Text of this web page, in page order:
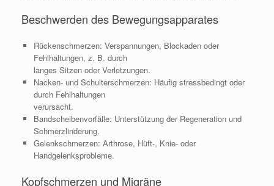
Beschwerden des Bewegungsapparates
Rückenschmerzen: Verspannungen, Blockaden oder
Fehlhaltungen, z. B. durch
langes Sitzen oder Verletzungen.
Nacken- und Schulterschmerzen: Häufig stressbedingt oder
durch Fehlhaltungen
verursacht.
Bandscheibenvorfälle: Unterstützung der Regeneration und
Schmerzlinderung.
Gelenkschmerzen: Arthrose, Hüft-, Knie- oder
Handgelenksprobleme.
Kopfschmerzen und Migräne